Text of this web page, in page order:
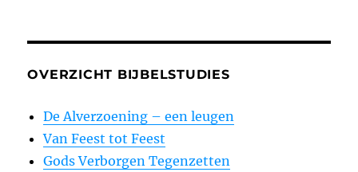
OVERZICHT BIJBELSTUDIES
De Alverzoening – een leugen
Van Feest tot Feest
Gods Verborgen Tegenzetten